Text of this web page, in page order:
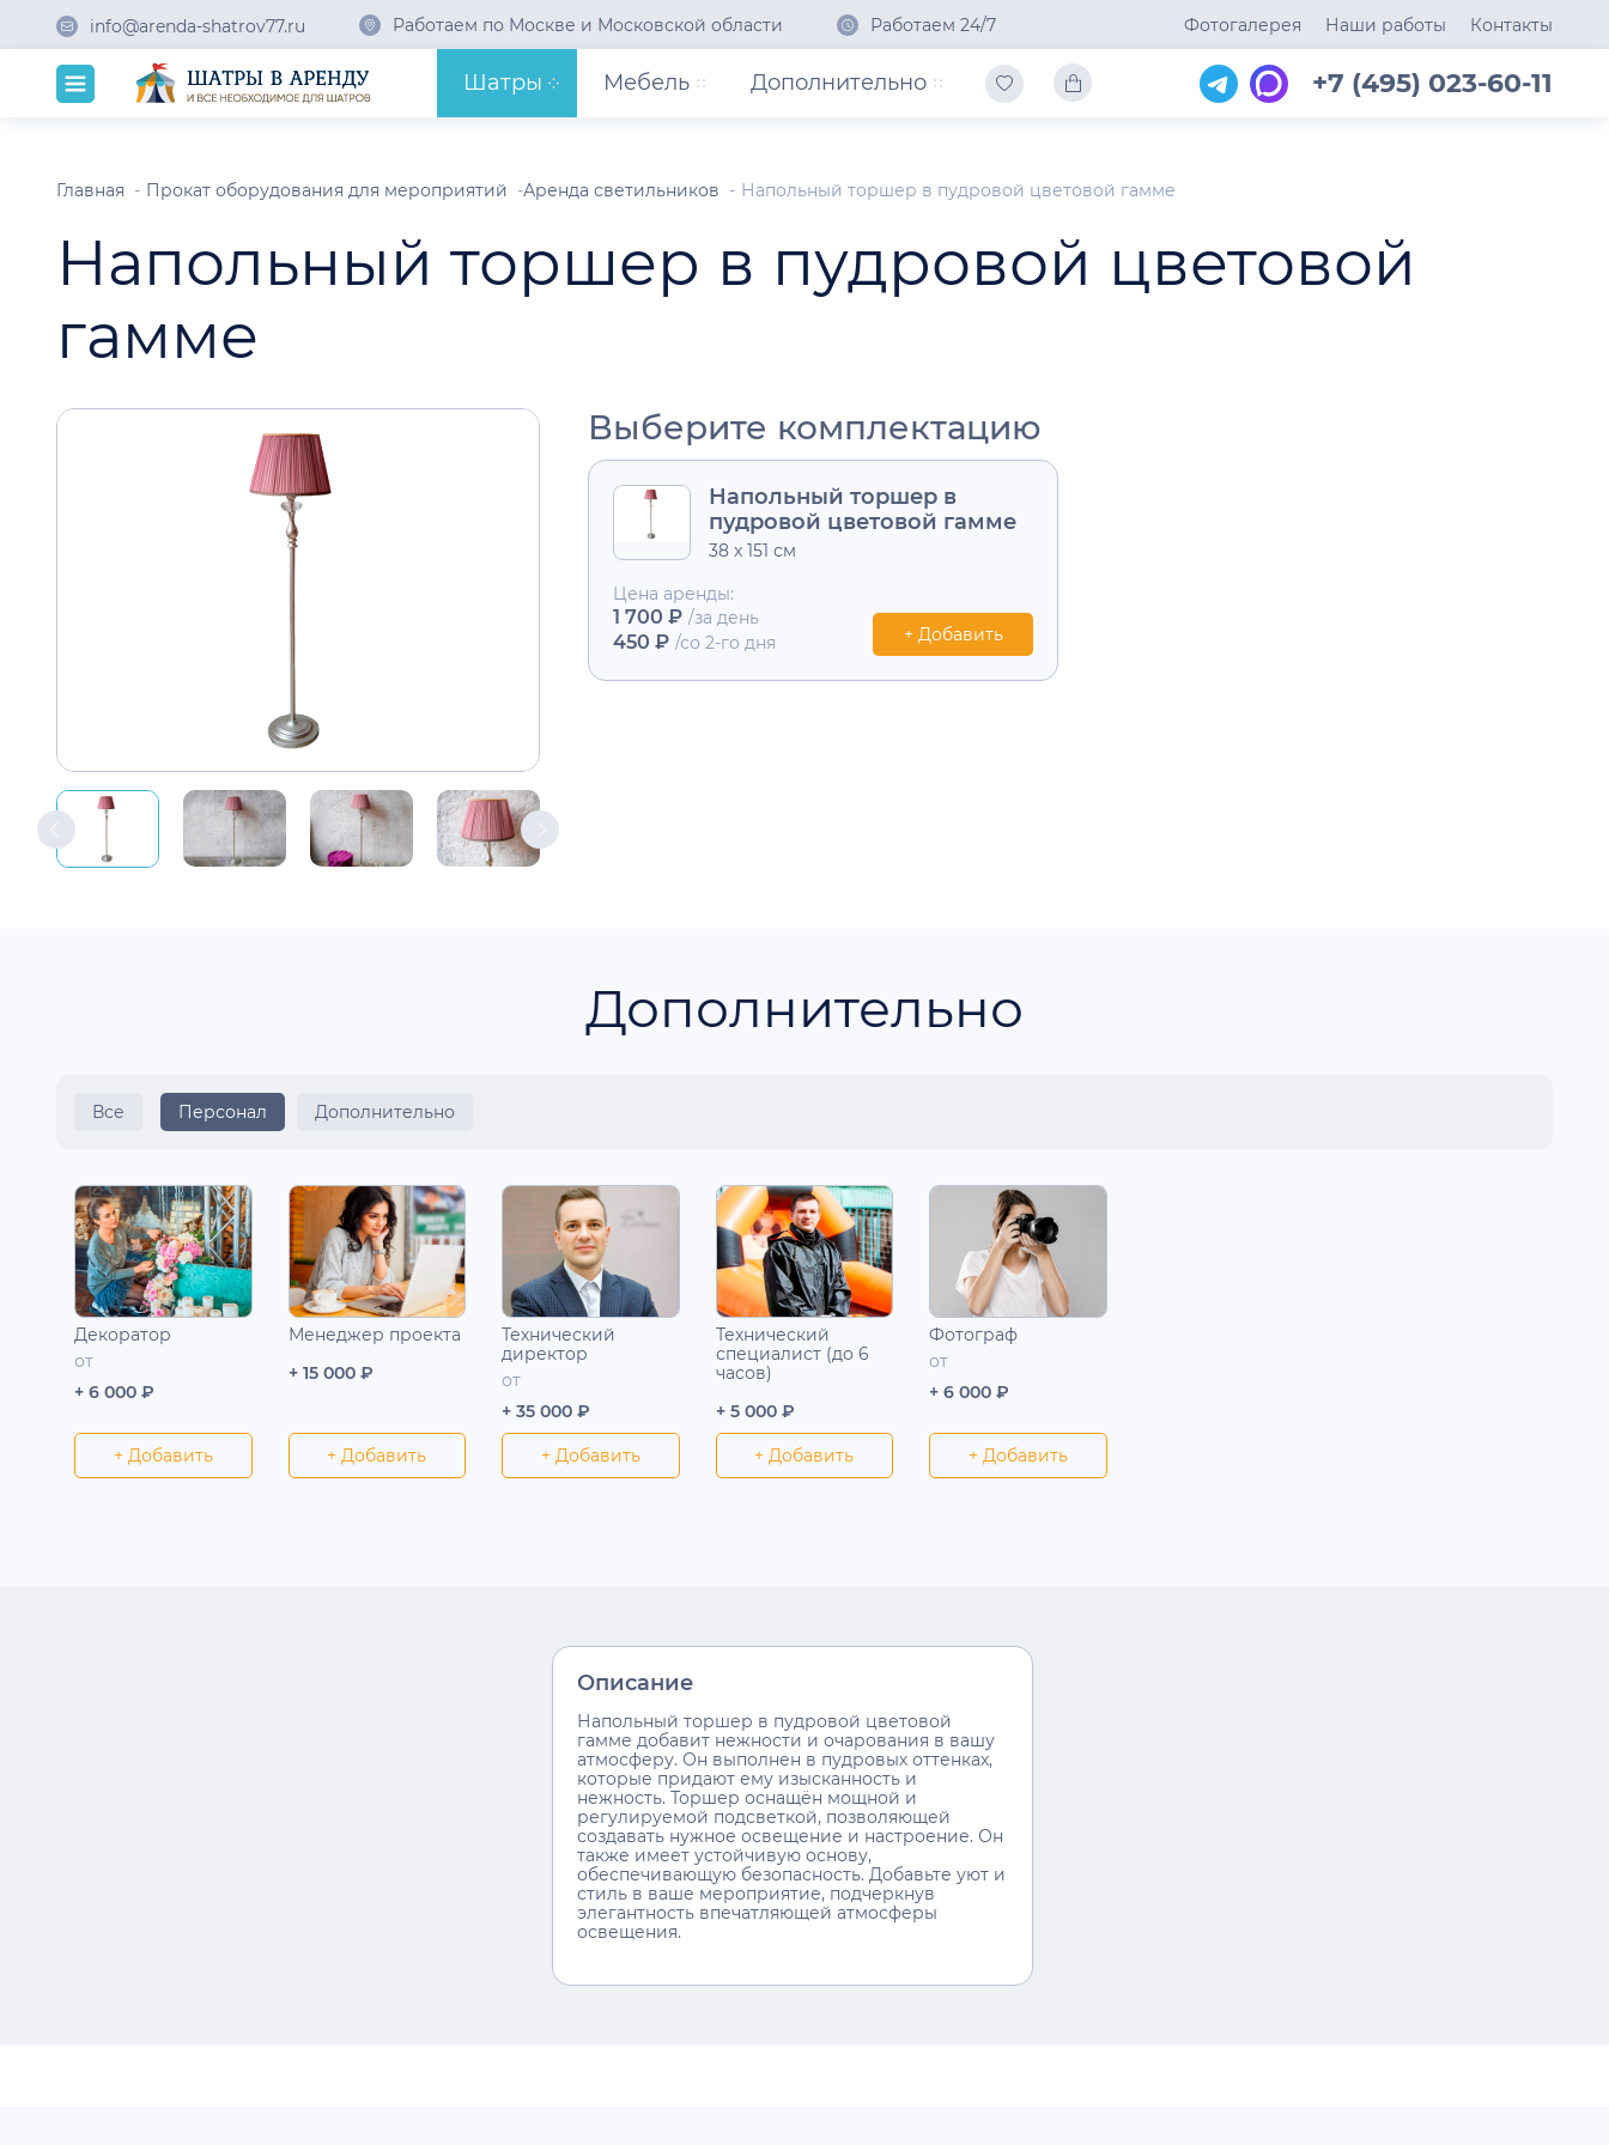
info@arenda-shatrov77.ru Работаем по Москве и Московской области Работаем 24/7 Фотогалерея Наши работы Контакты
Шатры Мебель Дополнительно +7 (495) 023-60-11
Главная Прокат оборудования для мероприятий Аренда светильников Напольный торшер в пудровой цветовой гамме
Напольный торшер в пудровой цветовой
гамме
Выберите комплектацию
Напольный торшер в
пудровой цветовой гамме
38 x 151 см
Цена аренды:
1 700 ₽ /за день
450 ₽ /со 2-го дня + Добавить
Дополнительно
Все Персонал Дополнительно
Декоратор
от
+ 6 000 ₽
+ Добавить
Менеджер проекта
+ 15 000 ₽
+ Добавить
Технический
директор
от
+ 35 000 ₽
+ Добавить
Технический
специалист (до 6
часов)
+ 5 000 ₽
+ Добавить
Фотограф
от
+ 6 000 ₽
+ Добавить
Описание
Напольный торшер в пудровой цветовой
гамме добавит нежности и очарования в вашу
атмосферу. Он выполнен в пудровых оттенках,
которые придают ему изысканность и
нежность. Торшер оснащён мощной и
регулируемой подсветкой, позволяющей
создавать нужное освещение и настроение. Он
также имеет устойчивую основу,
обеспечивающую безопасность. Добавьте уют и
стиль в ваше мероприятие, подчеркнув
элегантность впечатляющей атмосферы
освещения.